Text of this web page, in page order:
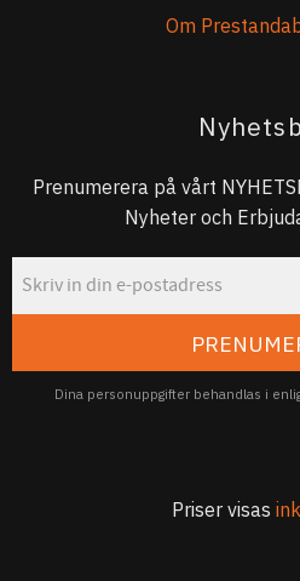
Om
Prenumerera på vårt
Nyheter och
Dina personuppgifter behandlas i
Priser visas